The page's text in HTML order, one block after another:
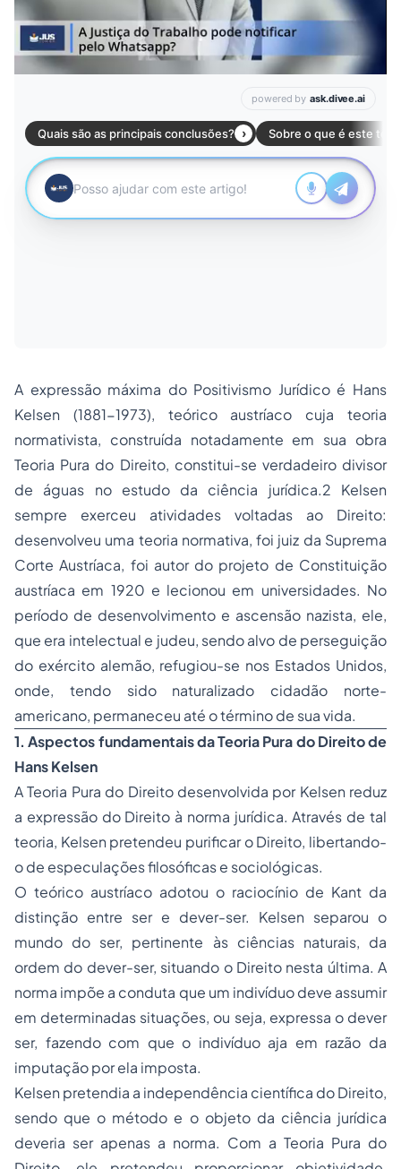
A expressão máxima do Positivismo Jurídico é Hans
Kelsen (1881-1973), teórico austríaco cuja teoria
normativista, construída notadamente em sua obra
Teoria Pura do Direito, constitui-se verdadeiro divisor
de águas no estudo da ciência jurídica.2 Kelsen
sempre exerceu atividades voltadas ao Direito:
desenvolveu uma teoria normativa, foi juiz da Suprema
Corte Austríaca, foi autor do projeto de Constituição
austríaca em 1920 e lecionou em universidades. No
período de desenvolvimento e ascensão nazista, ele,
que era intelectual e judeu, sendo alvo de perseguição
do exército alemão, refugiou-se nos Estados Unidos,
onde, tendo sido naturalizado cidadão norte-
americano, permaneceu até o término de sua vida.
1. Aspectos fundamentais da Teoria Pura do Direito de
Hans Kelsen
A Teoria Pura do Direito desenvolvida por Kelsen reduz
a expressão do Direito à norma jurídica. Através de tal
teoria, Kelsen pretendeu purificar o Direito, libertando-
o de especulações filosóficas e sociológicas.
O teórico austríaco adotou o raciocínio de Kant da
distinção entre ser e dever-ser. Kelsen separou o
mundo do ser, pertinente às ciências naturais, da
ordem do dever-ser, situando o Direito nesta última. A
norma impõe a conduta que um indivíduo deve assumir
em determinadas situações, ou seja, expressa o dever
ser, fazendo com que o indivíduo aja em razão da
imputação por ela imposta.
Kelsen pretendia a independência científica do Direito,
sendo que o método e o objeto da ciência jurídica
deveria ser apenas a norma. Com a Teoria Pura do